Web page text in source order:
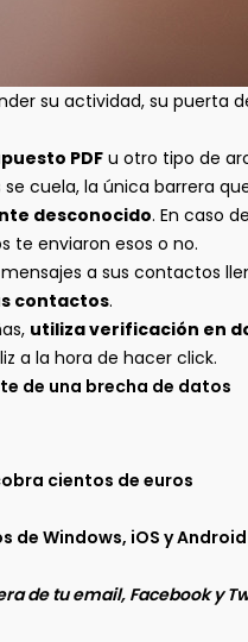
su actividad, su puerta
PDF u otro tipo de
cuela, la única barrera
desconocido. En caso
te enviaron esos o no.
a sus contactos
contactos.
utiliza verificación en
a la hora de hacer click.
de una brecha de datos
cientos de euros
de Windows, iOS y Android
de tu email, Facebook y